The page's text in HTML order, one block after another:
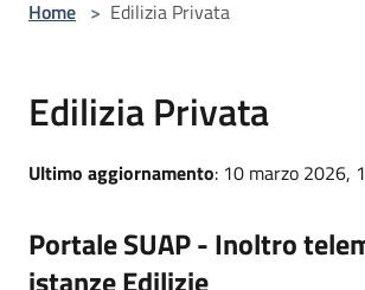
Home > Edilizia Privata
Edilizia Privata
Ultimo aggiornamento: 10 marzo 2026,
Portale SUAP - Inoltro
istanze Edilizie